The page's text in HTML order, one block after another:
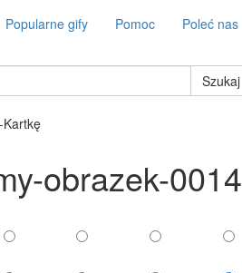
Popularne gify Pomoc Poleć nas
Szukaj
Kartkę
obrazek-0014